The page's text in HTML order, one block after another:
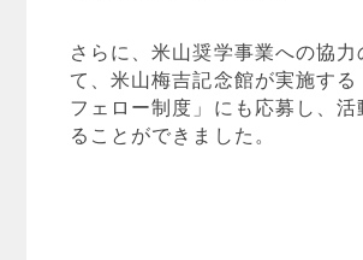
さらに、米山奨学事業への協力
て、米山梅吉記念館が実施する
フェロー制度」にも応募し、活
ることができました。